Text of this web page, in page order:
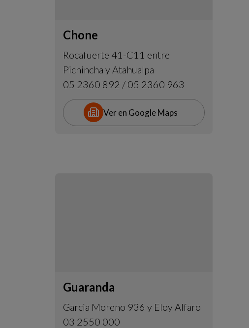
Chone
Rocafuerte 41-C11 entre
Pichincha y Atahualpa
05 2360 892 / 05 2360 963
Ver en Google Maps
Guaranda
Garcia Moreno 936 y Eloy Alfaro
03 2550 000